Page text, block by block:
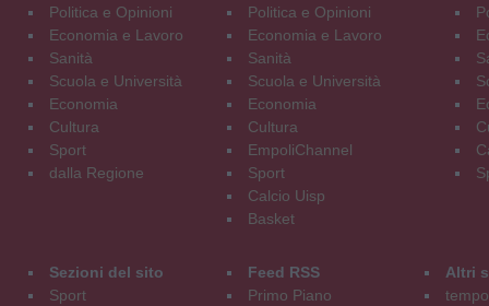
Politica e Opinioni
Economia e Lavoro
Sanità
Scuola e Università
Economia
Cultura
Sport
dalla Regione
Politica e Opinioni
Economia e Lavoro
Sanità
Scuola e Università
Economia
Cultura
EmpoliChannel
Sport
Calcio Uisp
Basket
Sezioni del sito
Sport
Feed RSS
Primo Piano
Altri